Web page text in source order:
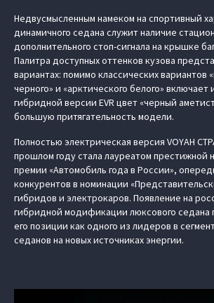
Недвусмысленным намеком на спортивный
динамичного седана служит наличие
дополнительного стоп-сигнала на крышке
Палитра доступных оттенков кузова
вариантах: помимо классических вариантов
черного» и «арктического белого»
гибридной версии EVR цвет «черный
большую притягательность модели.
Полностью электрическая версия VOYAH
прошлом году стала лауреатом престижной
премии «Автомобиль года в России»,
конкурентов в номинации
гибридов и электрокаров. Появление на
гибридной модификации люксового седана
его позиции как одного из лидеров в
седанов на новых источниках энергии.